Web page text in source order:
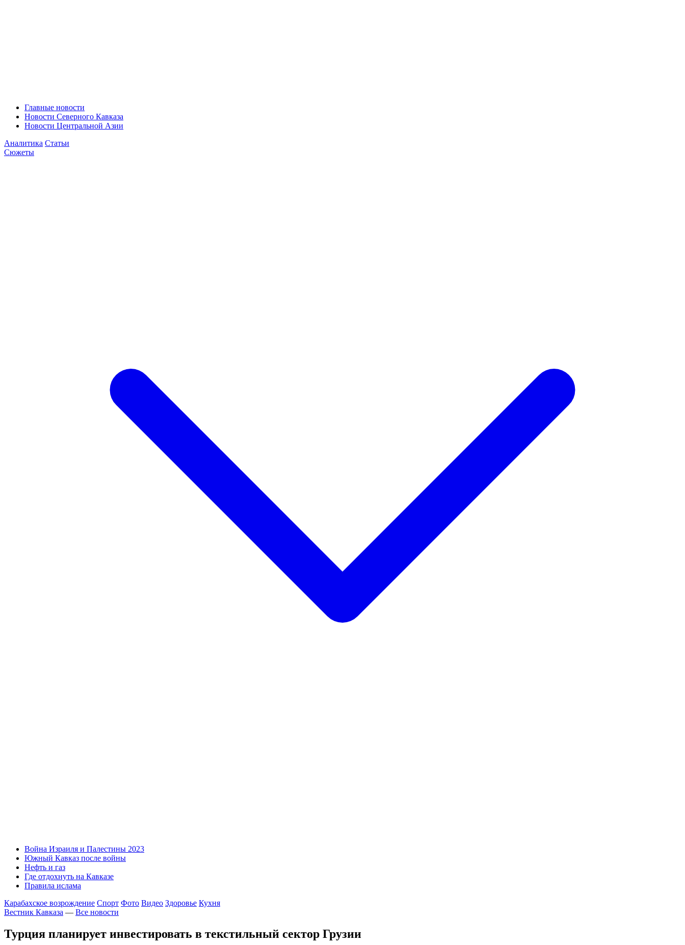
Главные новости
Новости Северного Кавказа
Новости Центральной Азии
Аналитика Статьи
Сюжеты
Война Израиля и Палестины 2023
Южный Кавказ после войны
Нефть и газ
Где отдохнуть на Кавказе
Правила ислама
Карабахское возрождение Спорт Фото Видео Здоровье Кухня
Вестник Кавказа — Все новости
Турция планирует инвестировать в текстильный сектор Грузии